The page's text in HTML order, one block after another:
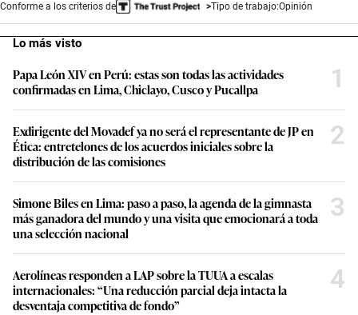
Conforme a los criterios de Tipo de trabajo:Opinión
Lo más visto
Papa León XIV en Perú: estas son todas las actividades
confirmadas en Lima, Chiclayo, Cusco y Pucallpa
1
Exdirigente del Movadef ya no será el representante de JP en
Ética: entretelones de los acuerdos iniciales sobre la
distribución de las comisiones
2
Simone Biles en Lima: paso a paso, la agenda de la gimnasta
más ganadora del mundo y una visita que emocionará a toda
una selección nacional
3
Aerolíneas responden a LAP sobre la TUUA a escalas
internacionales: “Una reducción parcial deja intacta la
desventaja competitiva de fondo”
4